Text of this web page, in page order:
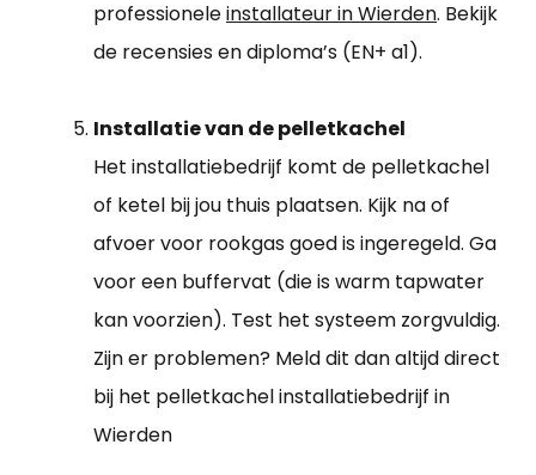
professioneleinstallateur in Wierden. Bekijk
de recensies en diploma’s (EN+ a1).
Installatie van de pelletkachel
Het installatiebedrijf komt de pelletkachel
of ketel bij jou thuis plaatsen. Kijk na of
afvoer voor rookgas goed is ingeregeld. Ga
voor een buffervat (die is warm tapwater
kan voorzien). Test het systeem zorgvuldig.
Zijn er problemen? Meld dit dan altijd direct
bij het pelletkachel installatiebedrijf in
Wierden